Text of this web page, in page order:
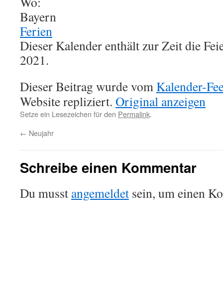
Bayern
Ferien
Dieser Kalender enthält zur Zeit die
2021.
Dieser Beitrag wurde vom Kalender-
Website repliziert. Original anzeigen
Setze ein Lesezeichen für den Permalink.
← Neujahr
Schreibe einen Kommentar
Du musst angemeldet sein, um einen